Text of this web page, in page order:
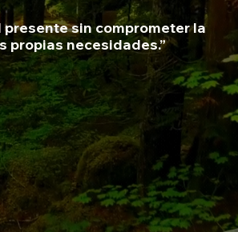
compartir tu
ofrecer. Haz
tu contenido y
que quieres
sin comprometer la
propias necesidades.”